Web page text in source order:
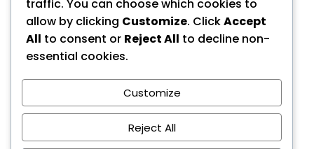
traffic. You can choose which cookies to
allow by clicking Customize. ClickAccept
All to consent or Reject All to decline non-
essential cookies.
Customize
Reject All